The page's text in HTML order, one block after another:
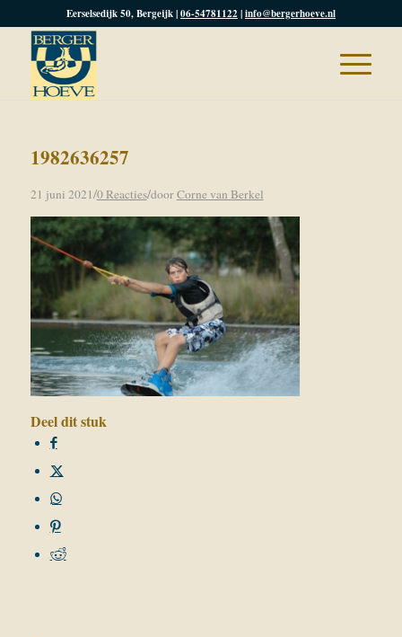
Eerselsedijk 50, Bergeijk |06-54781122 |info@bergerhoeve.nl
1982636257
21 juni 2021/0 Reacties/doorCorne van Berkel
Deel dit stuk